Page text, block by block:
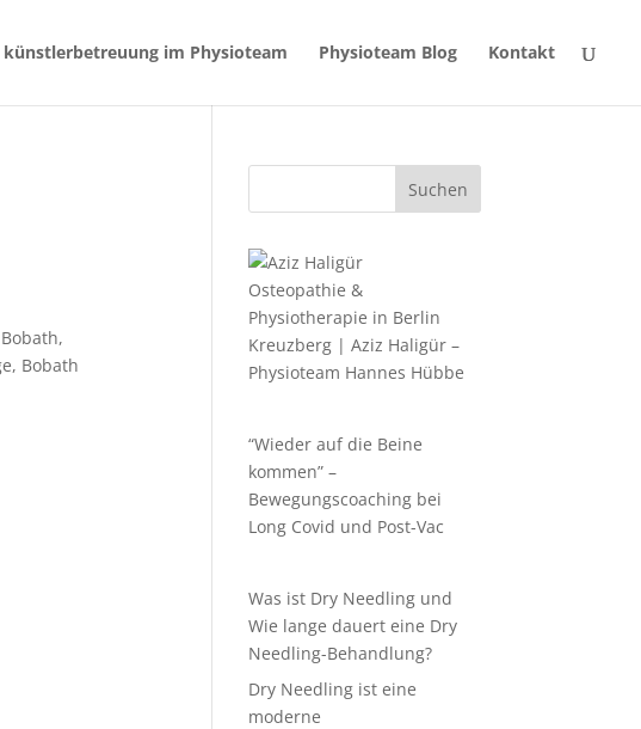
künstlerbetreuung im Physioteam Physioteam Blog Kontakt
Bobath
Suchen
Osteopathie &
Physiotherapie in Berlin
Kreuzberg | Aziz Haligür –
Physioteam Hannes Hübbe
“Wieder auf die Beine
kommen” –
Bewegungscoaching bei
Long Covid und Post-Vac
Was ist Dry Needling und
Wie lange dauert eine Dry
Needling-Behandlung?
Dry Needling ist eine
moderne